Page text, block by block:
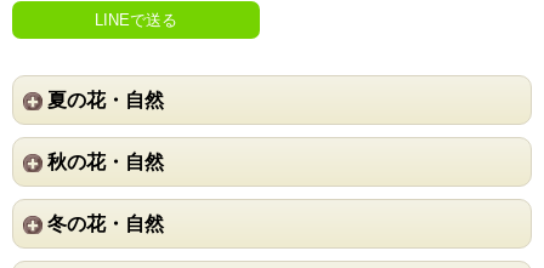
LINEで送る
夏の花・自然
秋の花・自然
冬の花・自然